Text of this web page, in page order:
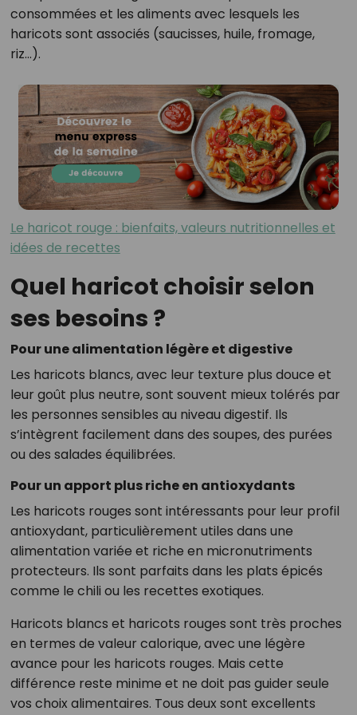
consommées et les aliments avec lesquels les
haricots sont associés (saucisses, huile, fromage,
riz…).
Le haricot rouge : bienfaits, valeurs nutritionnelles et
idées de recettes
Quel haricot choisir selon
ses besoins ?
Pour une alimentation légère et digestive
Les haricots blancs, avec leur texture plus douce et
leur goût plus neutre, sont souvent mieux tolérés par
les personnes sensibles au niveau digestif. Ils
s’intègrent facilement dans des soupes, des purées
ou des salades équilibrées.
Pour un apport plus riche en antioxydants
Les haricots rouges sont intéressants pour leur profil
antioxydant, particulièrement utiles dans une
alimentation variée et riche en micronutriments
protecteurs. Ils sont parfaits dans les plats épicés
comme le chili ou les recettes exotiques.
Haricots blancs et haricots rouges sont très proches
en termes de valeur calorique, avec une légère
avance pour les haricots rouges. Mais cette
différence reste minime et ne doit pas guider seule
vos choix alimentaires. Tous deux sont excellents